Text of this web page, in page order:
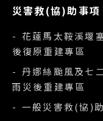
災害救(協)助事項
- 花蓮馬太鞍溪堰
後復原重建專區
- 丹娜絲颱風及七
雨災後重建專區
- 一般災害救(協)